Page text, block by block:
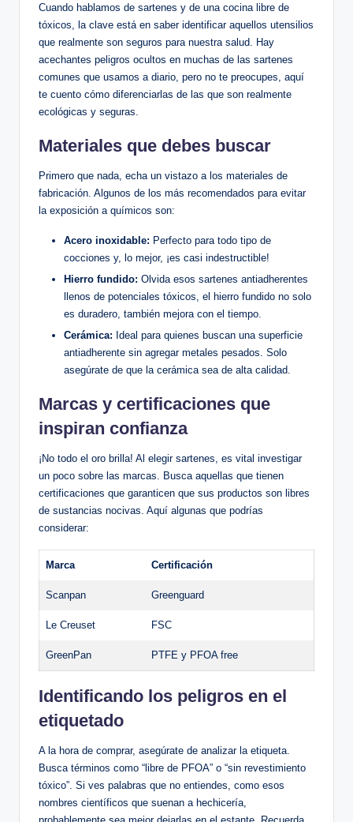
Cuando hablamos de sartenes y de una cocina libre de
tóxicos, la clave está en saber identificar aquellos utensilios
que realmente son seguros para nuestra salud. Hay
acechantes peligros ocultos en muchas de las sartenes
comunes que usamos a diario, pero no te preocupes, aquí
te cuento cómo diferenciarlas de las que son realmente
ecológicas y seguras.
Materiales que debes buscar
Primero que nada, echa un vistazo a los materiales de
fabricación. Algunos de los más recomendados para evitar
la exposición a químicos son:
Acero inoxidable: Perfecto para todo tipo de
cocciones y, lo mejor, ¡es casi indestructible!
Hierro fundido: Olvida esos sartenes antiadherentes
llenos de potenciales tóxicos, el hierro fundido no solo
es duradero, también mejora con el tiempo.
Cerámica: Ideal para quienes buscan una superficie
antiadherente sin agregar metales pesados. Solo
asegúrate de que la cerámica sea de alta calidad.
Marcas y certificaciones que
inspiran confianza
¡No todo el oro brilla! Al elegir sartenes, es vital investigar
un poco sobre las marcas. Busca aquellas que tienen
certificaciones que garanticen que sus productos son libres
de sustancias nocivas. Aquí algunas que podrías
considerar:
Marca Certificación
Scanpan Greenguard
Le Creuset FSC
GreenPan PTFE y PFOA free
Identificando los peligros en el
etiquetado
A la hora de comprar, asegúrate de analizar la etiqueta.
Busca términos como “libre de PFOA” o “sin revestimiento
tóxico”. Si ves palabras que no entiendes, como esos
nombres científicos que suenan a hechicería,